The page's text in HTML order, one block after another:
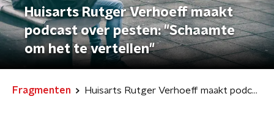
Huisarts Rutger Verhoeff maakt
podcast over pesten: "Schaamte
om het te vertellen"
Fragmenten Huisarts Rutger Verhoeff maakt podcast over pesten: "Schaamte om het te vertellen"